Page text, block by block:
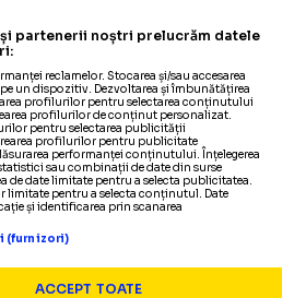
partenerii noștri prelucrăm datele
reclamelor. Stocarea și/sau accesarea
un dispozitiv. Dezvoltarea și îmbunătățirea
profilurilor pentru selectarea conținutului
profilurilor de conținut personalizat.
pentru selectarea publicității
profilurilor pentru publicitate
performanței conținutului. Înțelegerea
sau combinații de date din surse
de date limitate pentru a selecta publicitatea.
limitate pentru a selecta conținutul. Date
și identificarea prin scanarea
(furnizori)
ACCEPT TOATE